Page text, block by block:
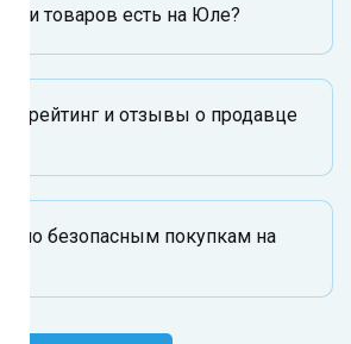
товаров есть на Юле?
рейтинг и отзывы о продавце
по безопасным покупкам на